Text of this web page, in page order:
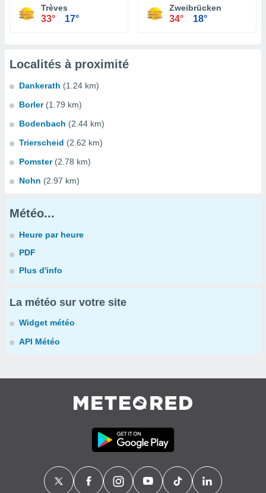
Trèves
33° 17°
Zweibrücken
34° 18°
Localités à proximité
Dankerath (1.24 km)
Borler (1.79 km)
Bodenbach (2.44 km)
Trierscheid (2.62 km)
Pomster (2.78 km)
Nohn (2.97 km)
Météo...
Heure par heure
PDF
Plus d'info
La météo sur votre site
Widget météo
API Météo